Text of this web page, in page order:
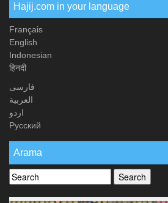
Hajij.com in your language
Français
English
Indonesian
हिनदी
فارسی
العربیة
اردو
Русский
Arama